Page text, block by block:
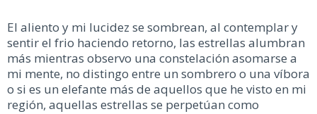
El aliento y mi lucidez se sombrean, al contemplar y
sentir el frio haciendo retorno, las estrellas alumbran
más mientras observo una constelación asomarse a
mi mente, no distingo entre un sombrero o una víbora
o si es un elefante más de aquellos que he visto en mi
región, aquellas estrellas se perpetúan como